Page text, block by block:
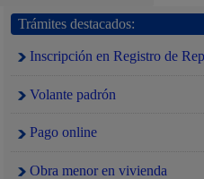
Trámites destacados:
Inscripción en Registro de
Volante padrón
Pago online
Obra menor en vivienda